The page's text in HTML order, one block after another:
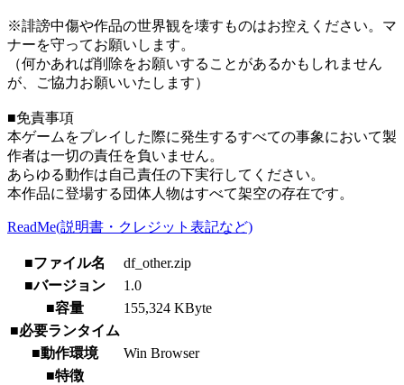
※誹謗中傷や作品の世界観を壊すものはお控えください。マ
ナーを守ってお願いします。
（何かあれば削除をお願いすることがあるかもしれません
が、ご協力お願いいたします）
■免責事項
本ゲームをプレイした際に発生するすべての事象において製
作者は一切の責任を負いません。
あらゆる動作は自己責任の下実行してください。
本作品に登場する団体人物はすべて架空の存在です。
ReadMe(説明書・クレジット表記など)
■ファイル名
df_other.zip
■バージョン
1.0
■容量
155,324 KByte
■必要ランタイム
■動作環境
Win Browser
■特徴